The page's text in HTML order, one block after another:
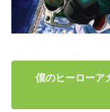
僕のヒーローア